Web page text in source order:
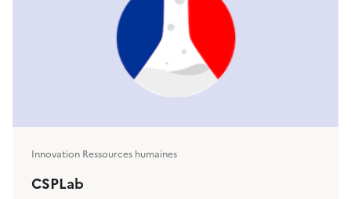
Innovation Ressources humaines
CSPLab